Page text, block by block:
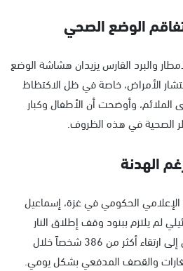
الوضع الصحي
والبرد القارس يزيدان هشاشة الوضع
الأمراض، خاصة في ظل الاكتظاظ
الملائم، وأوضحت أن الأطفال وكبار
الصحية في هذه الظروف.
الهدنة
الإعلامي الحكومي في غزة، إسماعيل
لم يلتزم ببنود وقف إطلاق النار
والبروتوكول الإنساني، ما أدى إلى ارتقاء أكثر من 386 شخصاً خلال
والقصف المدفعي بشكل يومي.